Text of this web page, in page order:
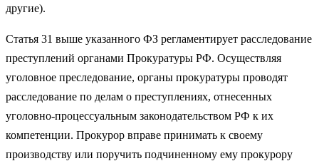
другие).
Статья 31 выше указанного ФЗ регламентирует расследование
преступлений органами Прокуратуры РФ. Осуществляя
уголовное преследование, органы прокуратуры проводят
расследование по делам о преступлениях, отнесенных
уголовно-процессуальным законодательством РФ к их
компетенции. Прокурор вправе принимать к своему
производству или поручить подчиненному ему прокурору